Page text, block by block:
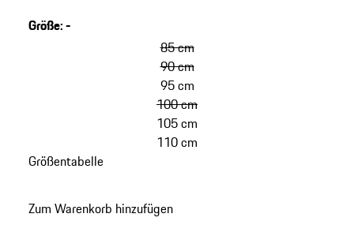
Größe:-
85 cm
90 cm
95 cm
100 cm
105 cm
110 cm
Größentabelle
Zum Warenkorb hinzufügen